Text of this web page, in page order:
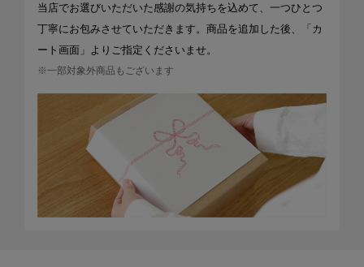
当店でお選びいただいた感謝の気持ちを込めて、一つひとつ
丁寧にお包みさせていただきます。商品を追加した後、「カ
ート画面」よりご指定くださいませ。
※一部対象外商品もございます